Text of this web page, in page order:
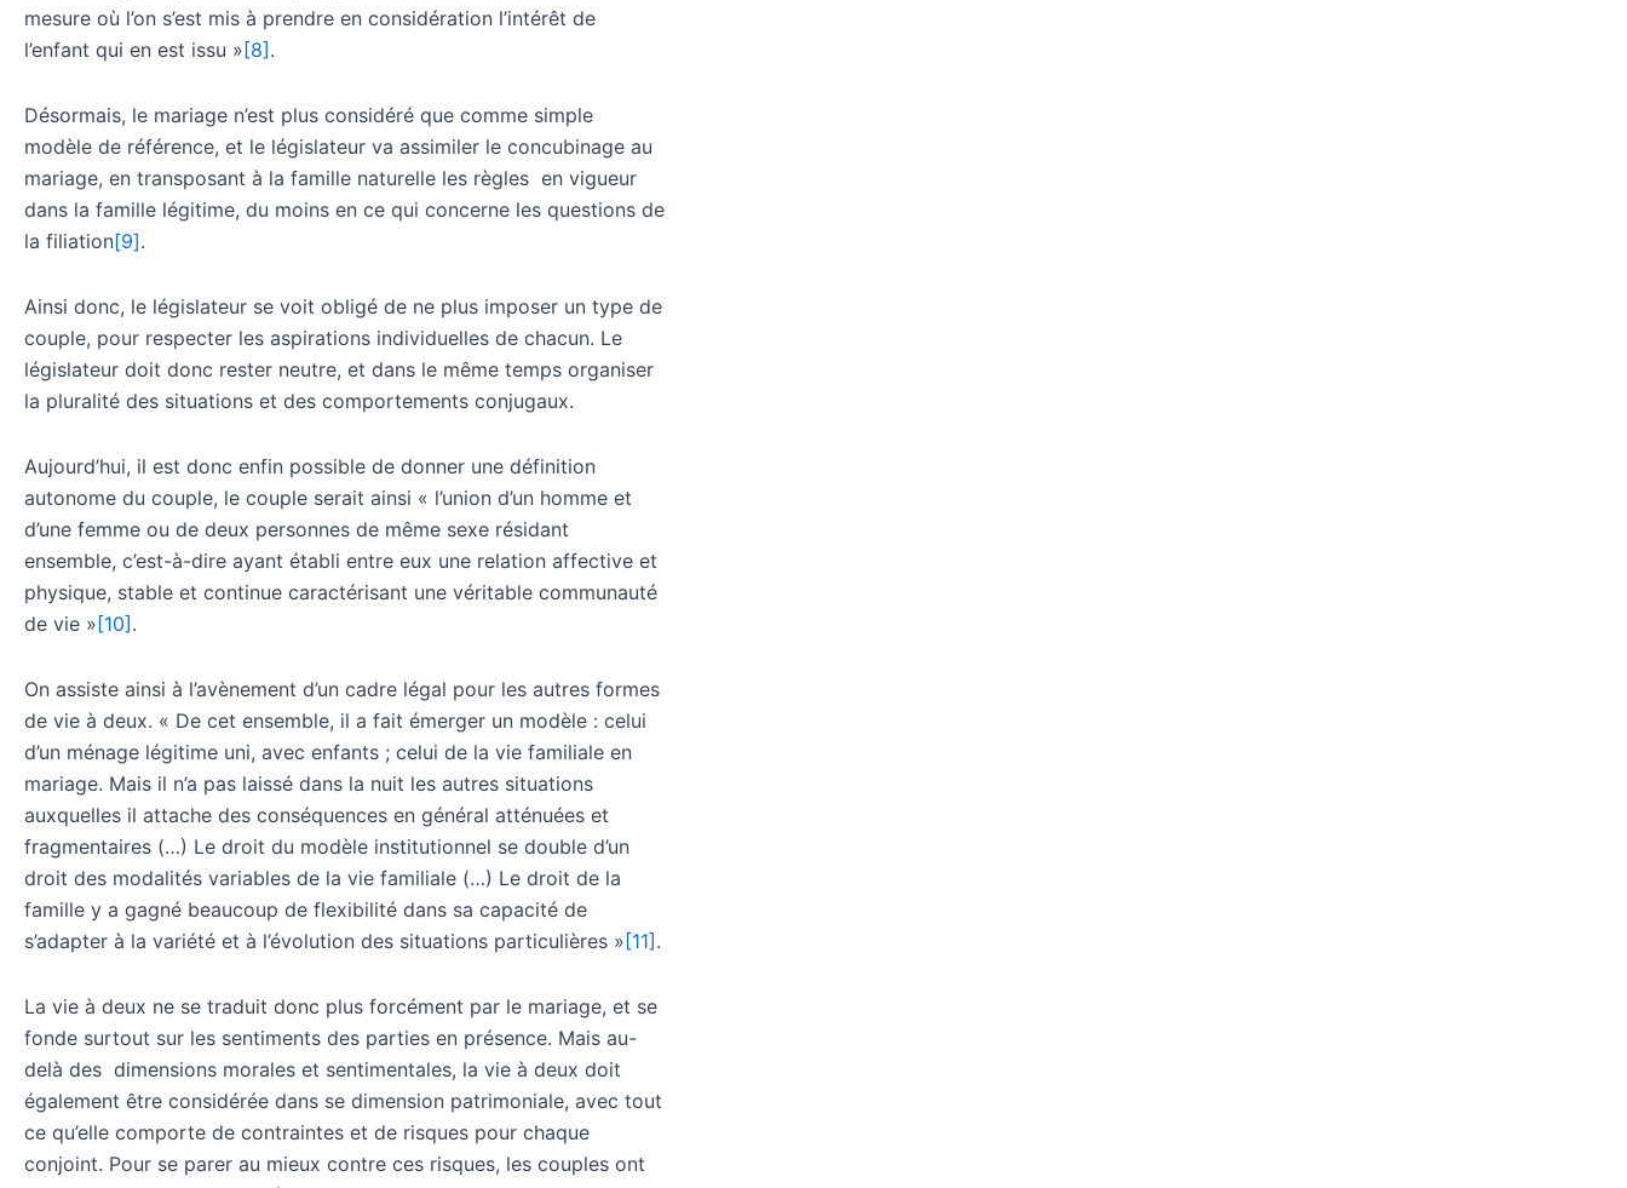
mesure où l’on s’est mis à prendre en considération l’intérêt de
l’enfant qui en est issu »[8].
Désormais, le mariage n’est plus considéré que comme simple
modèle de référence, et le législateur va assimiler le concubinage au
mariage, en transposant à la famille naturelle les règles en vigueur
dans la famille légitime, du moins en ce qui concerne les questions de
la filiation[9].
Ainsi donc, le législateur se voit obligé de ne plus imposer un type de
couple, pour respecter les aspirations individuelles de chacun. Le
législateur doit donc rester neutre, et dans le même temps organiser
la pluralité des situations et des comportements conjugaux.
Aujourd’hui, il est donc enfin possible de donner une définition
autonome du couple, le couple serait ainsi « l’union d’un homme et
d’une femme ou de deux personnes de même sexe résidant
ensemble, c’est-à-dire ayant établi entre eux une relation affective et
physique, stable et continue caractérisant une véritable communauté
de vie »[10].
On assiste ainsi à l’avènement d’un cadre légal pour les autres formes
de vie à deux. « De cet ensemble, il a fait émerger un modèle : celui
d’un ménage légitime uni, avec enfants ; celui de la vie familiale en
mariage. Mais il n’a pas laissé dans la nuit les autres situations
auxquelles il attache des conséquences en général atténuées et
fragmentaires (…) Le droit du modèle institutionnel se double d’un
droit des modalités variables de la vie familiale (…) Le droit de la
famille y a gagné beaucoup de flexibilité dans sa capacité de
s’adapter à la variété et à l’évolution des situations particulières »[11].
La vie à deux ne se traduit donc plus forcément par le mariage, et se
fonde surtout sur les sentiments des parties en présence. Mais au-
delà des dimensions morales et sentimentales, la vie à deux doit
également être considérée dans se dimension patrimoniale, avec tout
ce qu’elle comporte de contraintes et de risques pour chaque
conjoint. Pour se parer au mieux contre ces risques, les couples ont